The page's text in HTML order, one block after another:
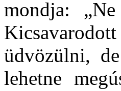
mondja:
üdvözülni,
lehetne